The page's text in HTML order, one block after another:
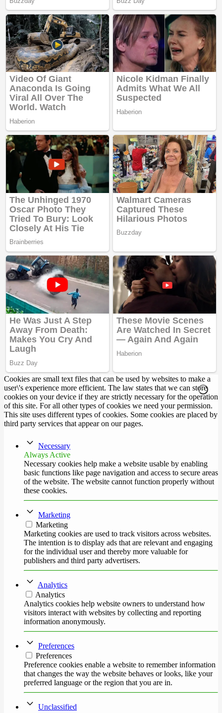
Cookies are small text files that can be used by websites to make a
user\'s experience more efficient. The law states that we can store
cookies on your device if they are strictly necessary for the operation
of this site. For all other types of cookies we need your permission.
This site uses different types of cookies. Some cookies are placed by
third party services that appear on our pages.
Necessary
Always Active
Necessary cookies help make a website usable by enabling
basic functions like page navigation and access to secure areas
of the website. The website cannot function properly without
these cookies.
Marketing
Marketing
Marketing cookies are used to track visitors across websites.
The intention is to display ads that are relevant and engaging
for the individual user and thereby more valuable for
publishers and third party advertisers.
Analytics
Analytics
Analytics cookies help website owners to understand how
visitors interact with websites by collecting and reporting
information anonymously.
Preferences
Preferences
Preference cookies enable a website to remember information
that changes the way the website behaves or looks, like your
preferred language or the region that you are in.
Unclassified